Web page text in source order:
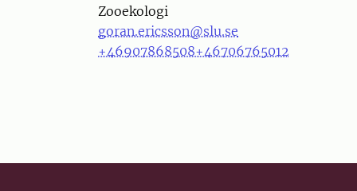
Zooekologi
goran.ericsson@slu.se
+46907868508+46706765012